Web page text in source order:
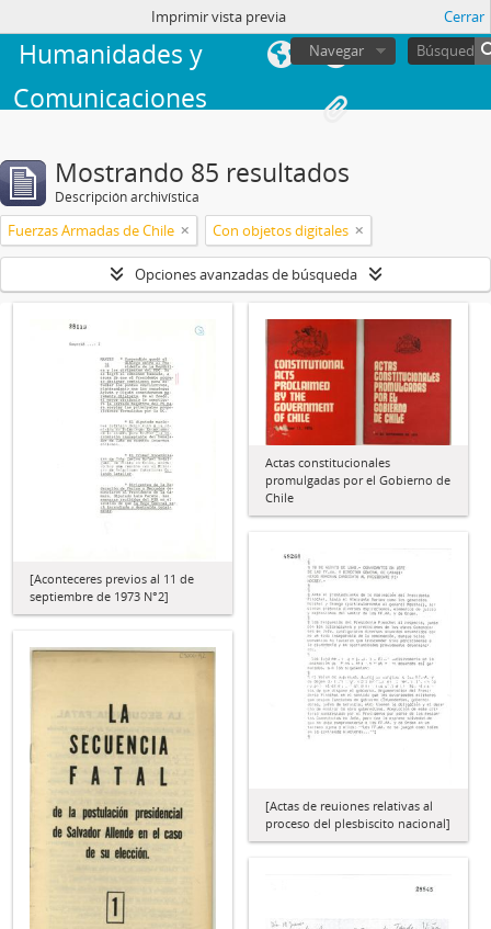
Facultad de
Humanidades y
Comunicaciones
sesión
Navegar
Imprimir vista previa Cerrar
Mostrando 85 resultados
Descripción archivística
Fuerzas Armadas de Chile Con objetos digitales
Opciones avanzadas de búsqueda
[Aconteceres previos al 11 de
septiembre de 1973 N°2]
Actas constitucionales
promulgadas por el Gobierno de
Chile
[Actas de reuiones relativas al
proceso del plesbiscito nacional]